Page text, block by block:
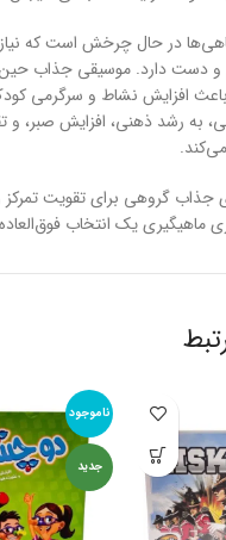
در حال چرخش است که نیاز
دست دارد. موسیقی جذاب
باعث افزایش نشاط و سرگرمی
به رشد ذهنی، افزایش صبر،
جذاب گروهی برای تقویت
ماهیگیری یک انتخاب
ناموجود
جدید